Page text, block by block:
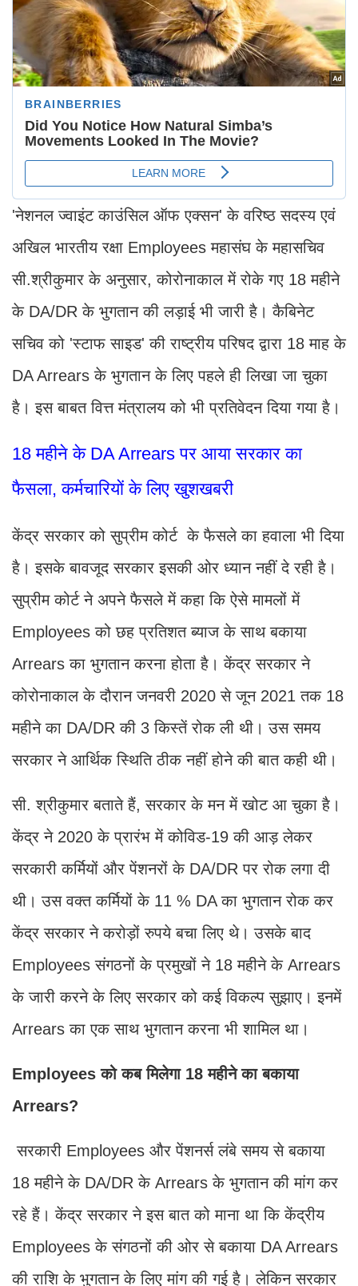
'नेशनल ज्वाइंट काउंसिल ऑफ एक्सन' के वरिष्ठ सदस्य एवं
अखिल भारतीय रक्षा Employees महासंघ के महासचिव
सी.श्रीकुमार के अनुसार, कोरोनाकाल में रोके गए 18 महीने
के DA/DR के भुगतान की लड़ाई भी जारी है। कैबिनेट
सचिव को 'स्टाफ साइड' की राष्ट्रीय परिषद द्वारा 18 माह के
DA Arrears के भुगतान के लिए पहले ही लिखा जा चुका
है। इस बाबत वित्त मंत्रालय को भी प्रतिवेदन दिया गया है।
18 महीने के DA Arrears पर आया सरकार का
फैसला, कर्मचारियों के लिए खुशखबरी
केंद्र सरकार को सुप्रीम कोर्ट के फैसले का हवाला भी दिया
है। इसके बावजूद सरकार इसकी ओर ध्यान नहीं दे रही है।
सुप्रीम कोर्ट ने अपने फैसले में कहा कि ऐसे मामलों में
Employees को छह प्रतिशत ब्याज के साथ बकाया
Arrears का भुगतान करना होता है। केंद्र सरकार ने
कोरोनाकाल के दौरान जनवरी 2020 से जून 2021 तक 18
महीने का DA/DR की 3 किस्तें रोक ली थी। उस समय
सरकार ने आर्थिक स्थिति ठीक नहीं होने की बात कही थी।
सी. श्रीकुमार बताते हैं, सरकार के मन में खोट आ चुका है।
केंद्र ने 2020 के प्रारंभ में कोविड-19 की आड़ लेकर
सरकारी कर्मियों और पेंशनरों के DA/DR पर रोक लगा दी
थी। उस वक्त कर्मियों के 11 % DA का भुगतान रोक कर
केंद्र सरकार ने करोड़ों रुपये बचा लिए थे। उसके बाद
Employees संगठनों के प्रमुखों ने 18 महीने के Arrears
के जारी करने के लिए सरकार को कई विकल्प सुझाए। इनमें
Arrears का एक साथ भुगतान करना भी शामिल था।
Employees को कब मिलेगा 18 महीने का बकाया
Arrears?
सरकारी Employees और पेंशनर्स लंबे समय से बकाया
18 महीने के DA/DR के Arrears के भुगतान की मांग कर
रहे हैं। केंद्र सरकार ने इस बात को माना था कि केंद्रीय
Employees के संगठनों की ओर से बकाया DA Arrears
की राशि के भुगतान के लिए मांग की गई है। लेकिन सरकार